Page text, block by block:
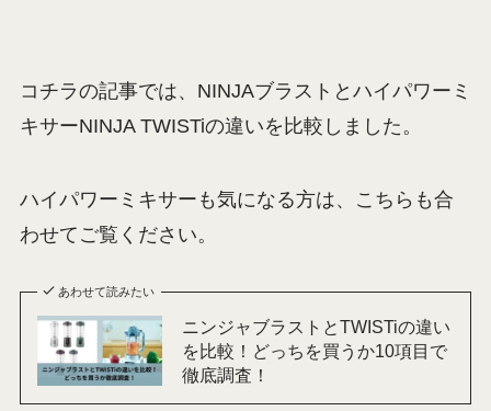
コチラの記事では、NINJAブラストとハイパワーミ
キサーNINJA TWISTiの違いを比較しました。
ハイパワーミキサーも気になる方は、こちらも合
わせてご覧ください。
あわせて読みたい
ニンジャブラストとTWISTiの違い
を比較！どっちを買うか10項目で
徹底調査！